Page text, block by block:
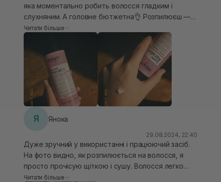
яка моментально робить волосся гладким і
слухняним. А головне бютжетна👌 Розпилюєш — і
одразу відчувається м’якість, ніби волосся
заповнили кератином зсередини. Знімає пух,
додає блиск, полегшує розчісування, не робить
важким і не жирнить навіть пористе волосся.
Після кількох використань волосся виглядає більш
щільним, здоровим, гладким по довжині. Фініш —
доглянутий, без «ламкості» на кінчиках. По
текстурі - кремове молочко, могла наносити як
спреєм , так і могла брати розпилювати на руку і
Читати більше
Я Янока
29.08.2024, 22:40
Дуже зручний у використанні і працюючий засіб.
На фото видно, як розпилюється на волосся, я
просто прочісую щіткою і сушу. Волосся легко
розчісується, має гарний здоровий блиск і
Читати більше